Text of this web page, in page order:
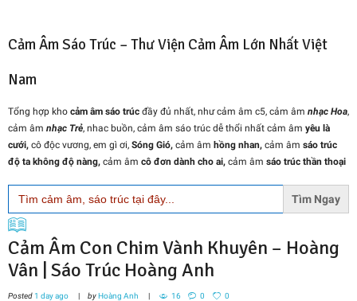
Cảm Âm Sáo Trúc – Thư Viện Cảm Âm Lớn Nhất Việt
Nam
Tổng hợp kho cảm âm sáo trúc đầy đủ nhất, như cảm âm c5, cảm âm nhạc Hoa,
cảm âm nhạc Trẻ, nhac buồn, cảm âm sáo trúc dễ thổi nhất cảm âm yêu là
cưới, cô độc vương, em gì ơi, Sóng Gió, cảm âm hồng nhan, cảm âm sáo trúc
độ ta không độ nàng, cảm âm cô đơn dành cho ai, cảm âm sáo trúc thần thoại
Search
for:
Cảm Âm Con Chim Vành Khuyên – Hoàng
Vân | Sáo Trúc Hoàng Anh
Posted 1 day ago byHoàng Anh 16 0 0